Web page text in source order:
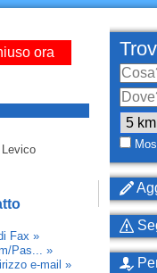
ora
Fax »
Pas... »
e-mail »